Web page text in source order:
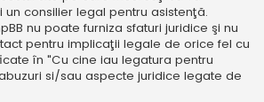
consilier legal pentru asistenţă.
nu poate furniza sfaturi juridice şi nu
pentru implicaţii legale de orice fel cu
în "Cu cine iau legatura pentru
si/sau aspecte juridice legate de